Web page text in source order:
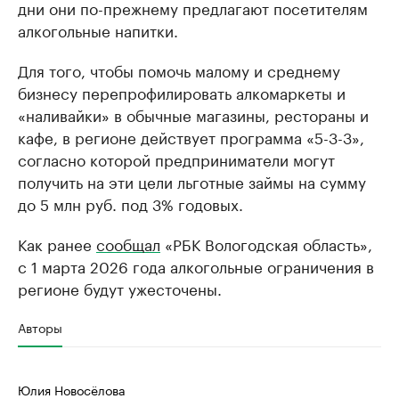
дни они по-прежнему предлагают посетителям
алкогольные напитки.
Для того, чтобы помочь малому и среднему
бизнесу перепрофилировать алкомаркеты и
«наливайки» в обычные магазины, рестораны и
кафе, в регионе действует программа «5-3-3»,
согласно которой предприниматели могут
получить на эти цели льготные займы на сумму
до 5 млн руб. под 3% годовых.
Как ранее сообщал «РБК Вологодская область»,
с 1 марта 2026 года алкогольные ограничения в
регионе будут ужесточены.
Авторы
Юлия Новосёлова